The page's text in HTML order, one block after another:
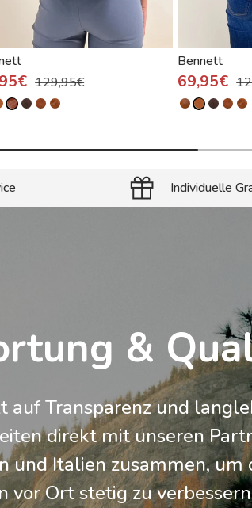
129,95€
Bennett
69,95€
Individuelle
&
auf Transparenz und
direkt mit unseren
und Italien zusammen, um
vor Ort stetig zu